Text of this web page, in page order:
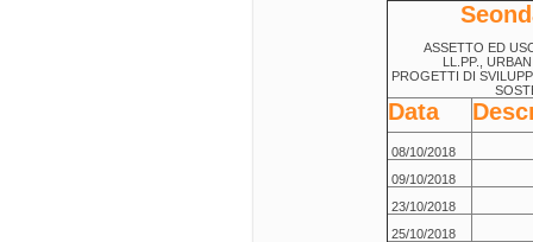
ASSETTO ED
LL.PP.,
PROGETTI DI
Data
08/10/2018
09/10/2018
23/10/2018
25/10/2018